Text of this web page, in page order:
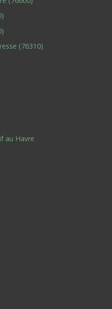
(76310)
au Havre